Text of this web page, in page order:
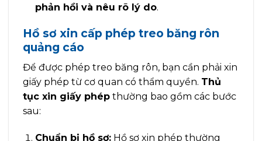
phản hồi và nêu rõ lý do.
Hồ sơ xin cấp phép treo băng rôn
quảng cáo
Để được phép treo băng rôn, bạn cần phải xin
giấy phép từ cơ quan có thẩm quyền. Thủ
tục xin giấy phép thường bao gồm các bước
sau:
Chuẩn bị hồ sơ:Hồ sơ xin phép thường